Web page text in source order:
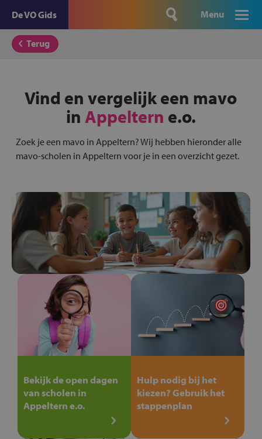
De VO Gids Menu
Terug
Vind en vergelijk een mavo
in Appeltern e.o.
Zoek je een mavo in Appeltern? Wij hebben hieronder alle
mavo-scholen in Appeltern voor je in een overzicht gezet.
Bekijk de open dagen
van scholen in
Appeltern e.o.
Hulp nodig bij het
kiezen? Gebruik het
stappenplan